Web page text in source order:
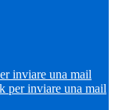
inviare una mail
per inviare una mail